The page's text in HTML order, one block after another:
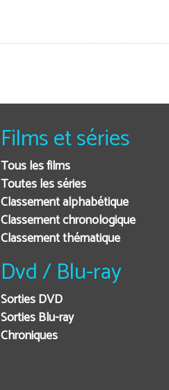
Films et séries
Tous les films
Toutes les séries
Classement alphabétique
Classement chronologique
Classement thématique
Dvd / Blu-ray
Sorties DVD
Sorties Blu-ray
Chroniques